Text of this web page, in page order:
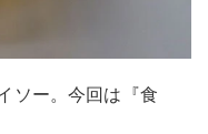
ソー。今回は『食